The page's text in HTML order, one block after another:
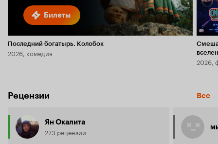
Билеты
Последний богатырь. Колобок
2026, комедия
2026,
Рецензии Все
Ян Окалита
273 рецензии